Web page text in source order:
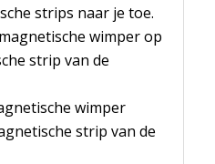
strips naar je toe.
wimper op
strip van de
wimper
strip van de